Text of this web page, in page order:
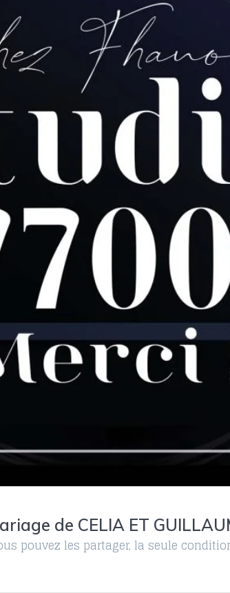
de CELIA ET
pouvez les partager, la seule